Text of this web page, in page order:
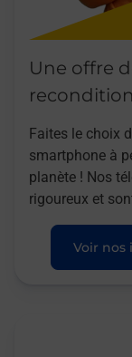
Une offre
Faites le choix
smartphone à
planète ! Nos
rigoureux et
Voir nos